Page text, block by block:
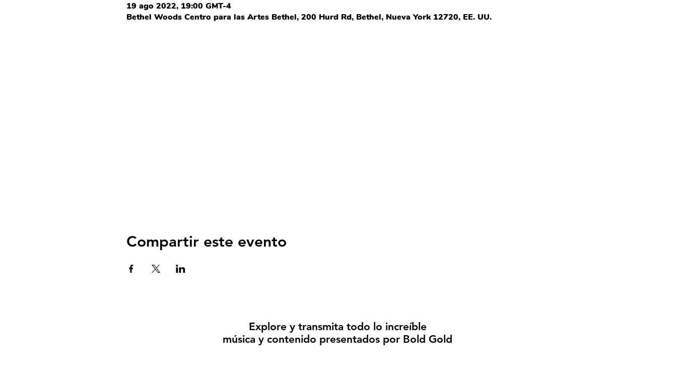
19 ago 2022, 19:00 GMT-4
Bethel Woods Centro para las Artes Bethel, 200 Hurd Rd, Bethel, Nueva York 12720, EE. UU.
Compartir este evento
Explore y transmita todo lo increíble
música y contenido presentados por Bold Gold